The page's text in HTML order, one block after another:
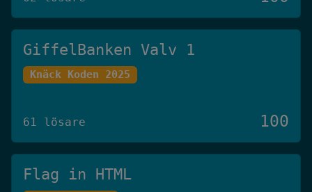
GiffelBanken Valv 1
Knäck Koden 2025
61 lösare 100
Flag in HTML